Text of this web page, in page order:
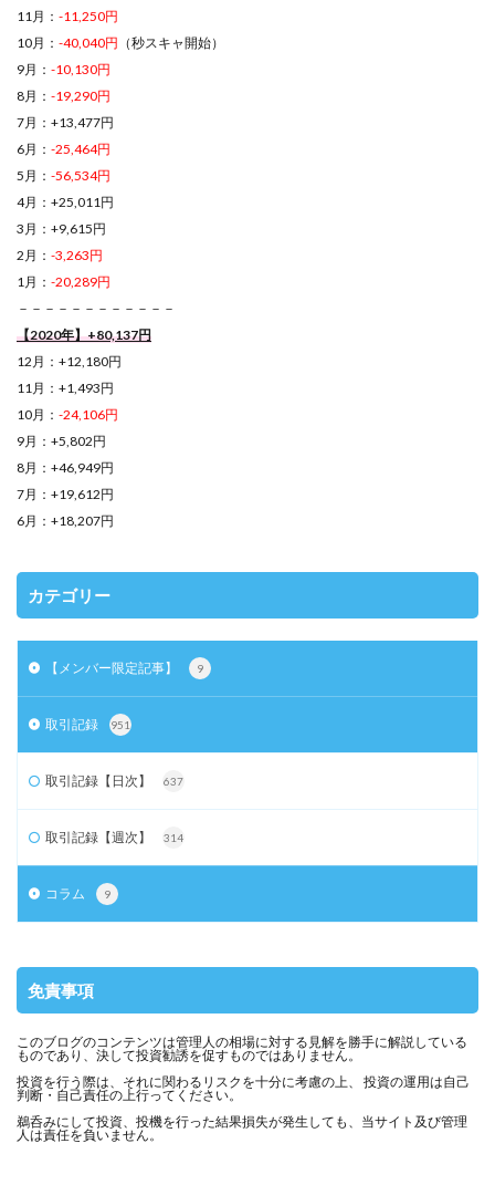
11月： -11,250円
10月： -40,040円 （秒スキャ開始）
9月： -10,130円
8月： -19,290円
7月：+13,477円
6月： -25,464円
5月： -56,534円
4月：+25,011円
3月：+9,615円
2月： -3,263円
1月： -20,289円
－－－－－－－－－－－－
【2020年】+80,137円
12月：+12,180円
11月：+1,493円
10月： -24,106円
9月：+5,802円
8月：+46,949円
7月：+19,612円
6月：+18,207円
カテゴリー
【メンバー限定記事】 9
取引記録 951
取引記録【日次】 637
取引記録【週次】 314
コラム 9
免責事項
このブログのコンテンツは管理人の相場に対する見解を勝手に解説している
ものであり、決して投資勧誘を促すものではありません。
投資を行う際は、それに関わるリスクを十分に考慮の上、 投資の運用は自己
判断・自己責任の上行ってください。
鵜呑みにして投資、投機を行った結果損失が発生しても、当サイト及び管理
人は責任を負いません。